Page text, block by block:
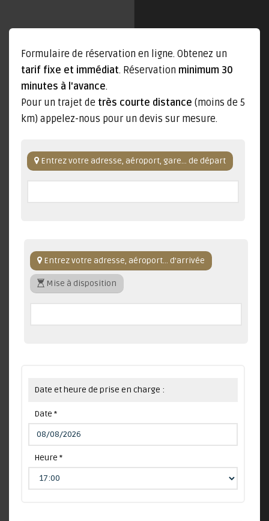
Formulaire de réservation en ligne. Obtenez un
tarif fixe et immédiat. Réservation minimum 30
minutes à l'avance.
Pour un trajet de très courte distance (moins de 5
km) appelez-nous pour un devis sur mesure.
Entrez votre adresse, aéroport, gare... de départ
Entrez votre adresse, aéroport... d'arrivée
Mise à disposition
Date et heure de prise en charge :
Date *
Heure *